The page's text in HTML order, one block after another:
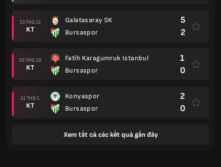
13 THG 11
KT
Galatasaray SK
Bursaspor
5
2
10 THG 10
KT
Fatih Karagumruk Istanbul
Bursaspor
1
0
11 THG 1
KT
Konyaspor
Bursaspor
2
0
Xem tất cả các kết quả gần đây